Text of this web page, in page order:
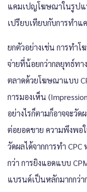
แคมเปญโฆษณาในรูปแ
เปรียบเทียบกับการทำ
ยกตัวอย่างเช่น การทำ
จ่ายที่น้อยกว่ากลยุทธ์ทา
ตลาดด้วยโฆษณาแบบ
การมองเห็น
อย่างไรก็ตามก็อาจจะวั
ต่อยอดขาย ความพึงพอ
วัดผลได้จากการทำ CPC
กว่า การยิงแอดแบบ
แบรนด์เป็นหลักมากกว่า